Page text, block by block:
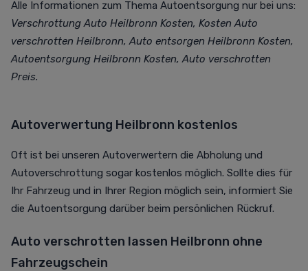
Alle Informationen zum Thema Autoentsorgung nur bei uns:
Verschrottung Auto Heilbronn Kosten, Kosten Auto
verschrotten Heilbronn, Auto entsorgen Heilbronn Kosten,
Autoentsorgung Heilbronn Kosten, Auto verschrotten
Preis.
Autoverwertung Heilbronn kostenlos
Oft ist bei unseren Autoverwertern die Abholung und
Autoverschrottung sogar kostenlos möglich. Sollte dies für
Ihr Fahrzeug und in Ihrer Region möglich sein, informiert Sie
die Autoentsorgung darüber beim persönlichen Rückruf.
Auto verschrotten lassen Heilbronn ohne
Fahrzeugschein